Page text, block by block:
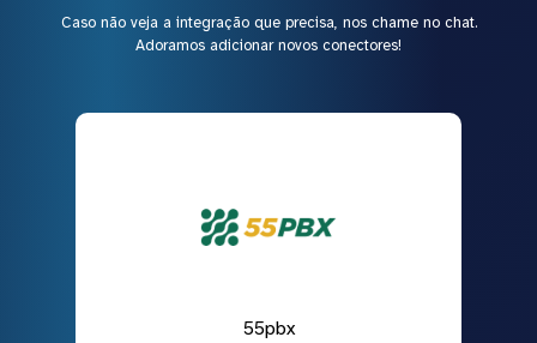
Caso não veja a integração que precisa, nos chame no chat.
Adoramos adicionar novos conectores!
55pbx